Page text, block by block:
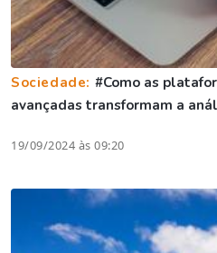
Sociedade: #Como as
avançadas transformam a
19/09/2024 às 09:20